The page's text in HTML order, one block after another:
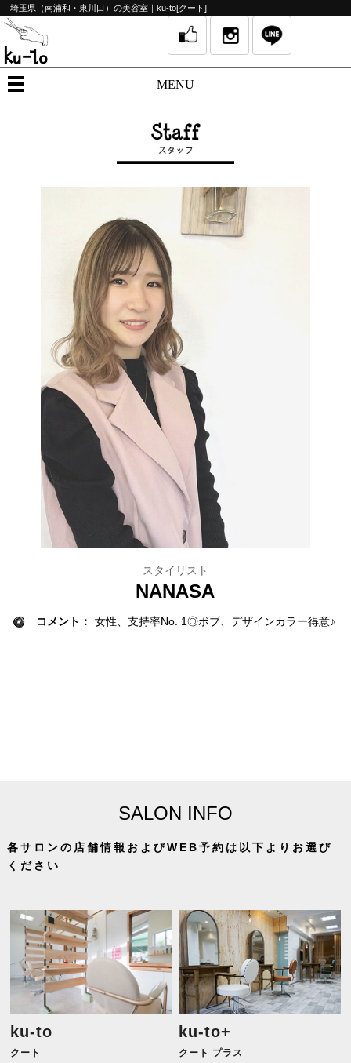
埼玉県（南浦和・東川口）の美容室｜ku-to[クート]
MENU
スタイリスト
NANASA
コメント： 女性、支持率No. 1◎ボブ、デザインカラー得意♪
SALON INFO
各サロンの店舗情報およびWEB予約は以下よりお選び
ください
ku-to
クート
ku-to+
クート プラス